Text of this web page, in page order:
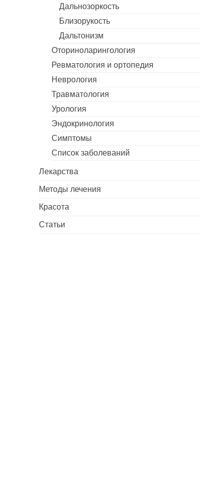
Дальнозоркость
Близорукость
Дальтонизм
Оториноларингология
Ревматология и ортопедия
Неврология
Травматология
Урология
Эндокринология
Симптомы
Список заболеваний
Лекарства
Методы лечения
Красота
Статьи